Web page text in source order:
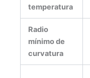
temperatura
Radio
mínimo de
curvatura